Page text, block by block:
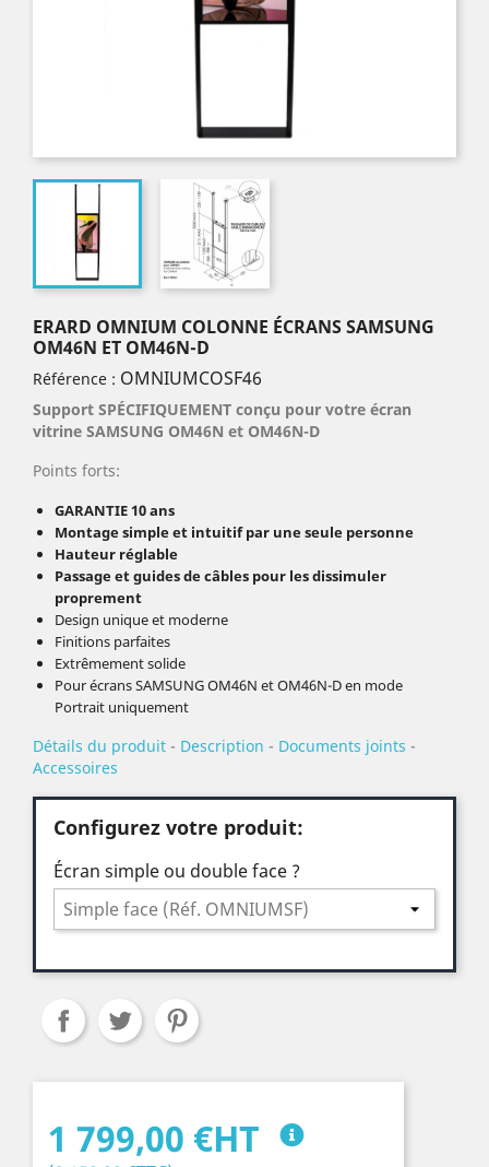
ERARD OMNIUM COLONNE ÉCRANS SAMSUNG
OM46N ET OM46N-D
Référence : OMNIUMCOSF46
Support SPÉCIFIQUEMENT conçu pour votre écran
vitrine SAMSUNG OM46N et OM46N-D
Points forts:
GARANTIE 10 ans
Montage simple et intuitifpar une seule personne
Hauteur réglable
Passage et guides de câbles pour les dissimuler
proprement
Design unique et moderne
Finitions parfaites
Extrêmement solide
Pour écrans SAMSUNG OM46N et OM46N-D en mode
Portrait uniquement
Détails du produit - Description - Documents joints -
Accessoires
Configurez votre produit:
Écran simple ou double face ?
1 799,00 €HT